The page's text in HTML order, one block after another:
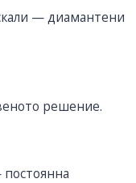
— диамантени
решение.